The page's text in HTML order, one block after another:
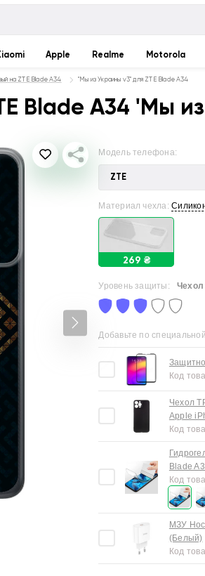
Apple Realme Motorola
на ZTE Blade A34 "Мы из Украины v3" для ZTE Blade A34
Blade A34 'Мы
Модель телефона:
ZTE
Материал чехла:
269 ₴
Уровень защиты: Чехол
Добавьте по
Код
Чехол
Apple
Код
Blade
Код
МЗУ
(Белый)
Код